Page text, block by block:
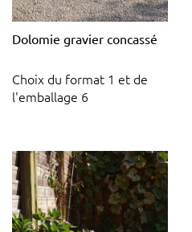
Dolomie gravier concassé
Choix du format 1 et de
l'emballage 6